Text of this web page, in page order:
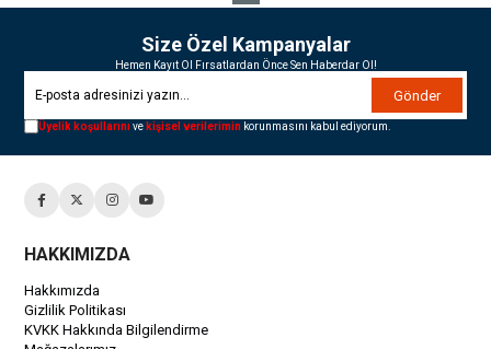
Size Özel Kampanyalar
Hemen Kayıt Ol Fırsatlardan Önce Sen Haberdar Ol!
Gönder
Üyelik koşullarınıve kişisel verilerimin korunmasını kabul ediyorum.
HAKKIMIZDA
Hakkımızda
Gizlilik Politikası
KVKK Hakkında Bilgilendirme